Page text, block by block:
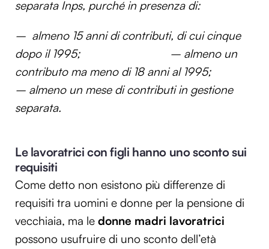
separata Inps, purché in presenza di:
– almeno 15 anni di contributi, di cui cinque
dopo il 1995; – almeno un
contributo ma meno di 18 anni al 1995;
– almeno un mese di contributi in gestione
separata.
Le lavoratrici con figli hanno uno sconto sui
requisiti
Come detto non esistono più differenze di
requisiti tra uomini e donne per la pensione di
vecchiaia, ma le donne madri lavoratrici
possono usufruire di uno sconto dell’età